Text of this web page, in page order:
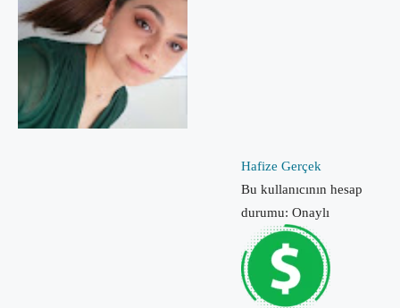
Hafize Gerçek
Bu kullanıcının hesap
durumu: Onaylı